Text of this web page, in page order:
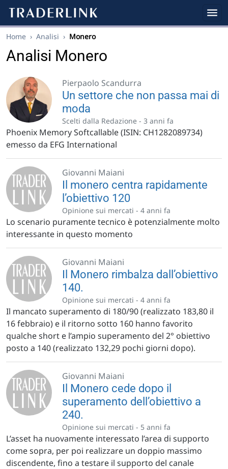
Home › Analisi › Monero
Analisi Monero
Pierpaolo Scandurra
Un settore che non passa mai di
moda
Scelti dalla Redazione - 3 anni fa
Phoenix Memory Softcallable (ISIN: CH1282089734)
emesso da EFG International
Giovanni Maiani
Il monero centra rapidamente
l’obiettivo 120
Opinione sui mercati - 4 anni fa
Lo scenario puramente tecnico è potenzialmente molto
interessante in questo momento
Giovanni Maiani
Il Monero rimbalza dall’obiettivo
140.
Opinione sui mercati - 4 anni fa
Il mancato superamento di 180/90 (realizzato 183,80 il
16 febbraio) e il ritorno sotto 160 hanno favorito
qualche short e l’ampio superamento del 2° obiettivo
posto a 140 (realizzato 132,29 pochi giorni dopo).
Giovanni Maiani
Il Monero cede dopo il
superamento dell’obiettivo a
240.
Opinione sui mercati - 5 anni fa
L’asset ha nuovamente interessato l’area di supporto
come sopra, per poi realizzare un doppio massimo
discendente, fino a testare il supporto del canale